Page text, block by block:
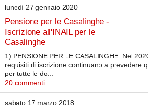
lunedì 27 gennaio 2020
Pensione per le Casalinghe -
Iscrizione all'INAIL per le
Casalinghe
1) PENSIONE PER LE CASALINGHE: Nel
requisiti di iscrizione continuano a prevedere
per tutte le do...
20 commenti:
sabato 17 marzo 2018